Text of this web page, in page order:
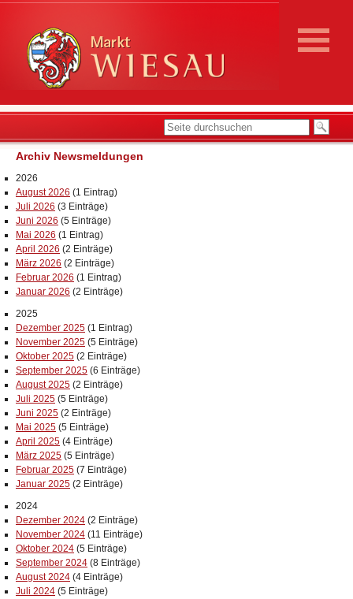
Archiv Newsmeldungen
2026
August 2026 (1 Eintrag)
Juli 2026 (3 Einträge)
Juni 2026 (5 Einträge)
Mai 2026 (1 Eintrag)
April 2026 (2 Einträge)
März 2026 (2 Einträge)
Februar 2026 (1 Eintrag)
Januar 2026 (2 Einträge)
2025
Dezember 2025 (1 Eintrag)
November 2025 (5 Einträge)
Oktober 2025 (2 Einträge)
September 2025 (6 Einträge)
August 2025 (2 Einträge)
Juli 2025 (5 Einträge)
Juni 2025 (2 Einträge)
Mai 2025 (5 Einträge)
April 2025 (4 Einträge)
März 2025 (5 Einträge)
Februar 2025 (7 Einträge)
Januar 2025 (2 Einträge)
2024
Dezember 2024 (2 Einträge)
November 2024 (11 Einträge)
Oktober 2024 (5 Einträge)
September 2024 (8 Einträge)
August 2024 (4 Einträge)
Juli 2024 (5 Einträge)